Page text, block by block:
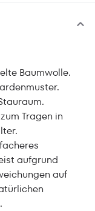
Baumwolle.
Tragen in
aufgrund
auf